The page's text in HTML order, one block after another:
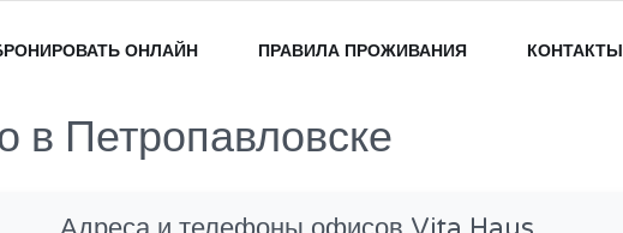
ОНЛАЙН ПРАВИЛА ПРОЖИВАНИЯ КОНТАКТЫ
в Петропавловске